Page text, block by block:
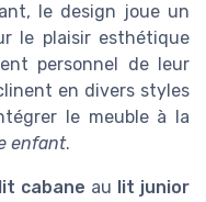
le design joue un
le plaisir esthétique
personnel de leur
en divers styles
le meuble à la
enfant.
lit cabane au lit junior